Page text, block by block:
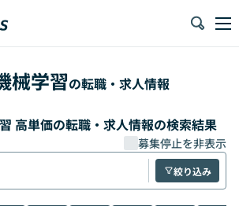
械学習の転職・求人情報
高単価の転職・求人情報の検索結果
募集停止を非表示
絞り込み